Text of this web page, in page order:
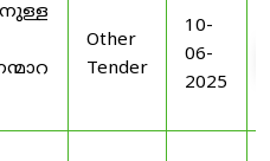
Other
Tender
10-
06-
2025